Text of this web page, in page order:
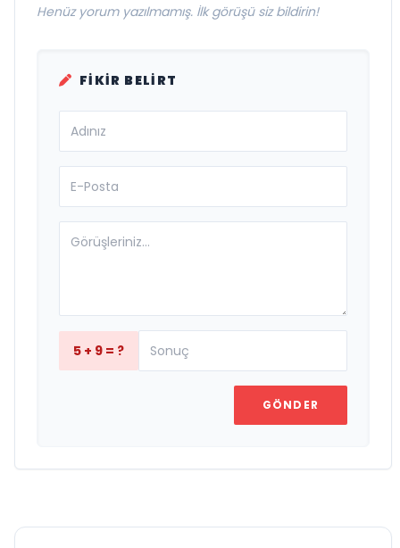
Henüz yorum yazılmamış. İlk görüşü siz bildirin!
FIKIR BELIRT
5 + 9 = ?
GÖNDER